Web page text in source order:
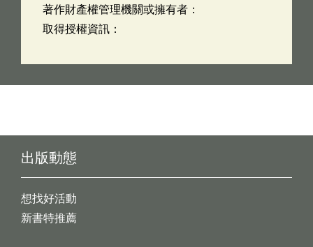
著作財產權管理機關或擁有者：
取得授權資訊：
出版動態
想找好活動
新書特推薦